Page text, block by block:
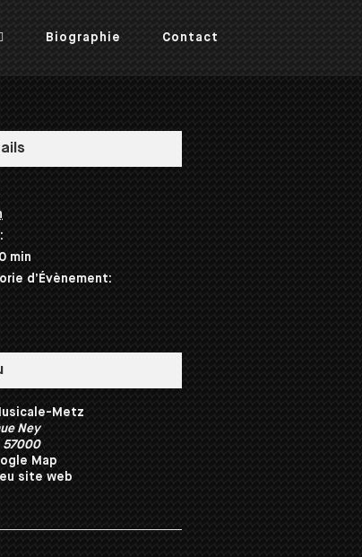
Biographie Contact
min
d’Évènement:
Metz
Ney
57000
Map
site web